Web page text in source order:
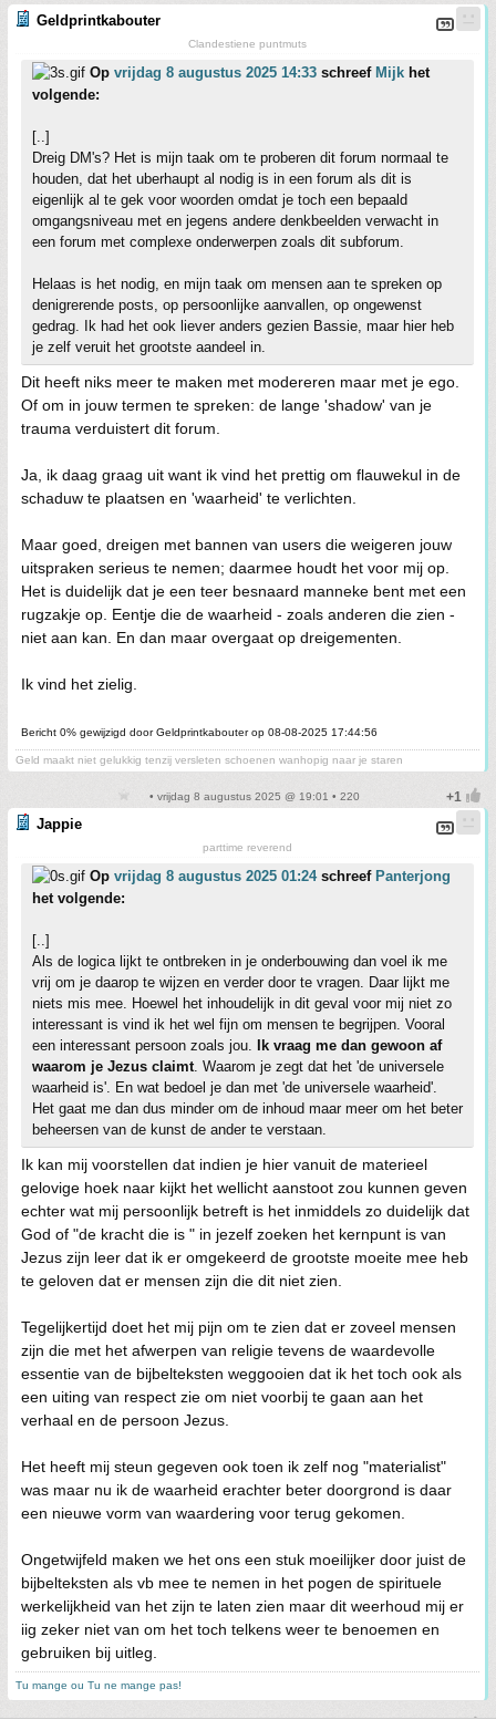
Geldprintkabouter
Clandestiene puntmuts
Op vrijdag 8 augustus 2025 14:33 schreef Mijk het
volgende:
[..]
Dreig DM's? Het is mijn taak om te proberen dit forum normaal te
houden, dat het uberhaupt al nodig is in een forum als dit is
eigenlijk al te gek voor woorden omdat je toch een bepaald
omgangsniveau met en jegens andere denkbeelden verwacht in
een forum met complexe onderwerpen zoals dit subforum.
Helaas is het nodig, en mijn taak om mensen aan te spreken op
denigrerende posts, op persoonlijke aanvallen, op ongewenst
gedrag. Ik had het ook liever anders gezien Bassie, maar hier heb
je zelf veruit het grootste aandeel in.
Dit heeft niks meer te maken met modereren maar met je ego.
Of om in jouw termen te spreken: de lange 'shadow' van je
trauma verduistert dit forum.
Ja, ik daag graag uit want ik vind het prettig om flauwekul in de
schaduw te plaatsen en 'waarheid' te verlichten.
Maar goed, dreigen met bannen van users die weigeren jouw
uitspraken serieus te nemen; daarmee houdt het voor mij op.
Het is duidelijk dat je een teer besnaard manneke bent met een
rugzakje op. Eentje die de waarheid - zoals anderen die zien -
niet aan kan. En dan maar overgaat op dreigementen.
Ik vind het zielig.
Bericht 0% gewijzigd door Geldprintkabouter op 08-08-2025 17:44:56
Geld maakt niet gelukkig tenzij versleten schoenen wanhopig naar je staren
• vrijdag 8 augustus 2025 @ 19:01 • 220
Jappie
parttime reverend
Op vrijdag 8 augustus 2025 01:24schreef Panterjong
het volgende:
[..]
Als de logica lijkt te ontbreken in je onderbouwing dan voel ik me
vrij om je daarop te wijzen en verder door te vragen. Daar lijkt me
niets mis mee. Hoewel het inhoudelijk in dit geval voor mij niet zo
interessant is vind ik het wel fijn om mensen te begrijpen. Vooral
een interessant persoon zoals jou.
Ik vraag me dan gewoon af
waarom je Jezus claimt. Waarom je zegt dat het 'de universele
waarheid is'. En wat bedoel je dan met 'de universele waarheid'.
Het gaat me dan dus minder om de inhoud maar meer om het beter
beheersen van de kunst de ander te verstaan.
Ik kan mij voorstellen dat indien je hier vanuit de materieel
gelovige hoek naar kijkt het wellicht aanstoot zou kunnen geven
echter wat mij persoonlijk betreft is het inmiddels zo duidelijk dat
God of "de kracht die is " in jezelf zoeken het kernpunt is van
Jezus zijn leer dat ik er omgekeerd de grootste moeite mee heb
te geloven dat er mensen zijn die dit niet zien.
Tegelijkertijd doet het mij pijn om te zien dat er zoveel mensen
zijn die met het afwerpen van religie tevens de waardevolle
essentie van de bijbelteksten weggooien dat ik het toch ook als
een uiting van respect zie om niet voorbij te gaan aan het
verhaal en de persoon Jezus.
Het heeft mij steun gegeven ook toen ik zelf nog "materialist"
was maar nu ik de waarheid erachter beter doorgrond is daar
een nieuwe vorm van waardering voor terug gekomen.
Ongetwijfeld maken we het ons een stuk moeilijker door juist de
bijbelteksten als vb mee te nemen in het pogen de spirituele
werkelijkheid van het zijn te laten zien maar dit weerhoud mij er
iig zeker niet van om het toch telkens weer te benoemen en
gebruiken bij uitleg.
Tu mange ou Tu ne mange pas!